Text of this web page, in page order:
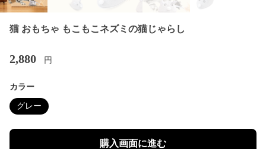
猫 おもちゃ もこもこネズミの猫じゃらし
2,880 円
カラー
グレー
購入画面に進む